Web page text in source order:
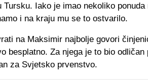
Tursku. Iako je imao nekoliko
i na kraju mu se to ostvarilo.
na Maksimir najbolje govori
besplatno. Za njega je to bio
za Svjetsko prvenstvo.